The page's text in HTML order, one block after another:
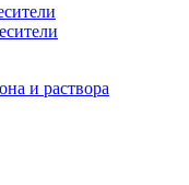
и раствора